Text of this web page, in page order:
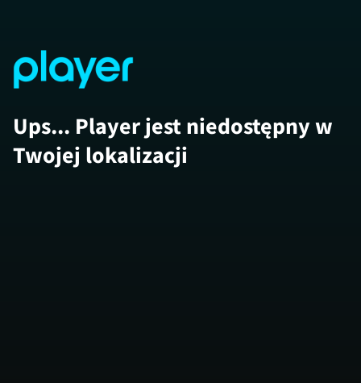
Ups... Player jest niedostępny w
Twojej lokalizacji